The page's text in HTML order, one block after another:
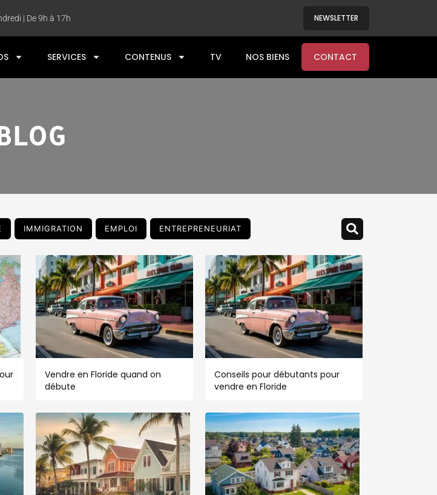
| De 9h à 17h NEWSLETTER
SERVICES CONTENUS TV NOS BIENS CONTACT
IMMIGRATION EMPLOI ENTREPRENEURIAT
Vendre en Floride quand on
débute
Conseils pour débutants pour
vendre en Floride